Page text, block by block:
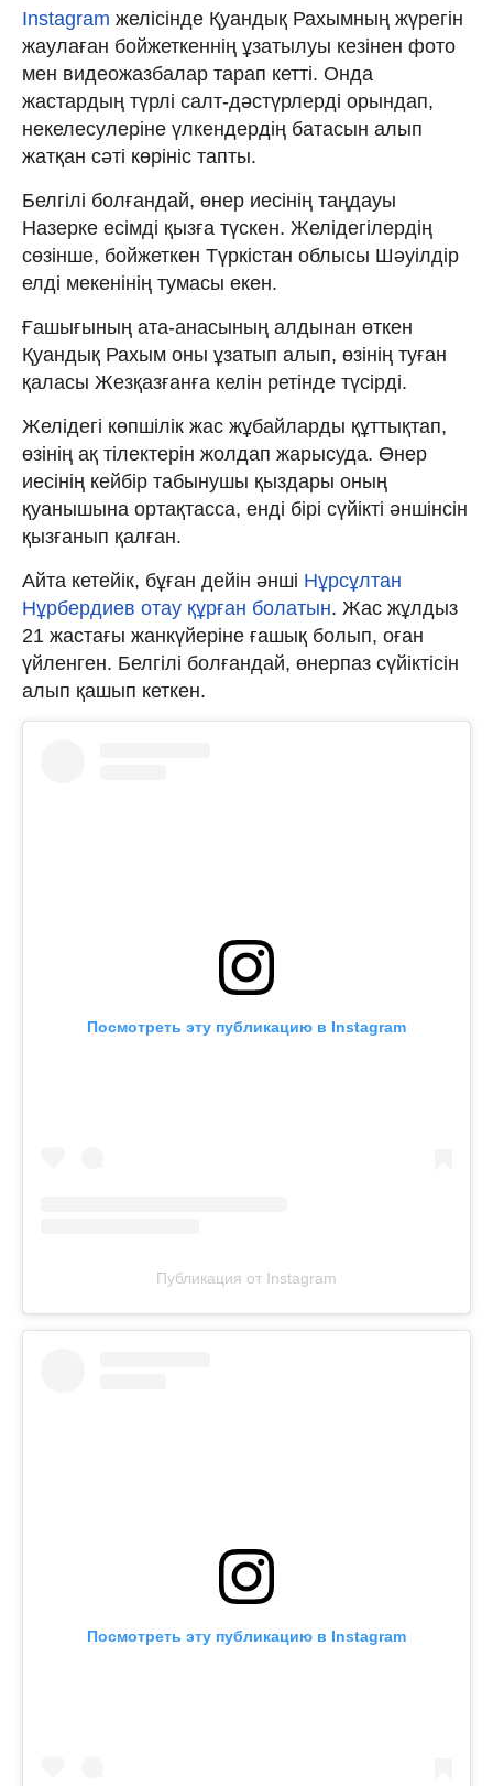
Instagram желісінде Қуандық Рахымның жүрегін
жаулаған бойжеткеннің ұзатылуы кезінен фото
мен видеожазбалар тарап кетті. Онда
жастардың түрлі салт-дәстүрлерді орындап,
некелесулеріне үлкендердің батасын алып
жатқан сәті көрініс тапты.
Белгілі болғандай, өнер иесінің таңдауы
Назерке есімді қызға түскен. Желідегілердің
сөзінше, бойжеткен Түркістан облысы Шәуілдір
елді мекенінің тумасы екен.
Ғашығының ата-анасының алдынан өткен
Қуандық Рахым оны ұзатып алып, өзінің туған
қаласы Жезқазғанға келін ретінде түсірді.
Желідегі көпшілік жас жұбайларды құттықтап,
өзінің ақ тілектерін жолдап жарысуда. Өнер
иесінің кейбір табынушы қыздары оның
қуанышына ортақтасса, енді бірі сүйікті әншінсін
қызғанып қалған.
Айта кетейік, бұған дейін әнші Нұрсұлтан
Нұрбердиев отау құрған болатын. Жас жұлдыз
21 жастағы жанкүйеріне ғашық болып, оған
үйленген. Белгілі болғандай, өнерпаз сүйіктісін
алып қашып кеткен.
Посмотреть эту публикацию в Instagram
Публикация от Instagram
Посмотреть эту публикацию в Instagram